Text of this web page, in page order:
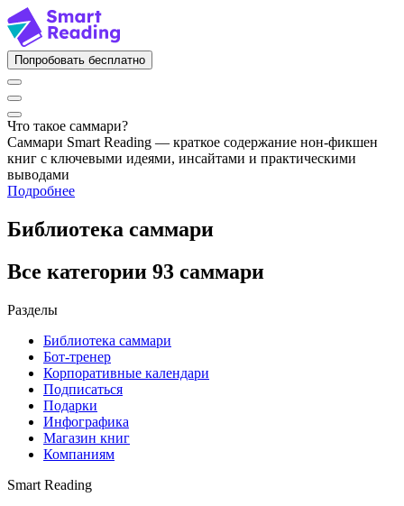
Попробовать бесплатно
Что такое саммари?
Саммари Smart Reading — краткое содержание нон-фикшен
книг с ключевыми идеями, инсайтами и практическими
выводами
Подробнее
Библиотека саммари
Все категории 93 саммари
Разделы
Библиотека саммари
Бот-тренер
Корпоративные календари
Подписаться
Подарки
Инфографика
Магазин книг
Компаниям
Smart Reading